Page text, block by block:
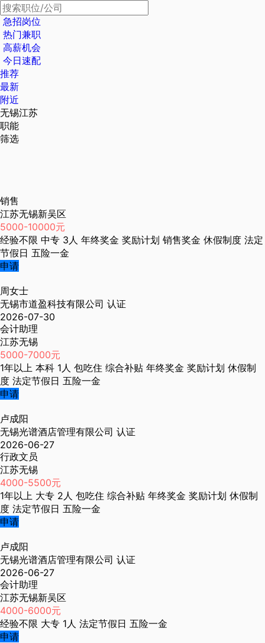
急招岗位
热门兼职
高薪机会
今日速配
推荐
最新
附近
无锡江苏
职能
筛选
销售
江苏无锡新吴区
5000-10000元
经验不限 中专 3人 年终奖金 奖励计划 销售奖金 休假制度 法定
节假日 五险一金
申请
周女士
无锡市道盈科技有限公司 认证
2026-07-30
会计助理
江苏无锡
5000-7000元
1年以上 本科 1人 包吃住 综合补贴 年终奖金 奖励计划 休假制
度 法定节假日 五险一金
申请
卢成阳
无锡光谱酒店管理有限公司 认证
2026-06-27
行政文员
江苏无锡
4000-5500元
1年以上 大专 2人 包吃住 综合补贴 年终奖金 奖励计划 休假制
度 法定节假日 五险一金
申请
卢成阳
无锡光谱酒店管理有限公司 认证
2026-06-27
会计助理
江苏无锡新吴区
4000-6000元
经验不限 大专 1人 法定节假日 五险一金
申请